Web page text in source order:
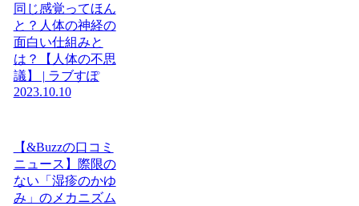
同じ感覚ってほん
と？人体の神経の
面白い仕組みと
は？【人体の不思
議】 | ラブすぽ
2023.10.10
【&Buzzの口コミ
ニュース】際限の
ない「湿疹のかゆ
み」のメカニズム